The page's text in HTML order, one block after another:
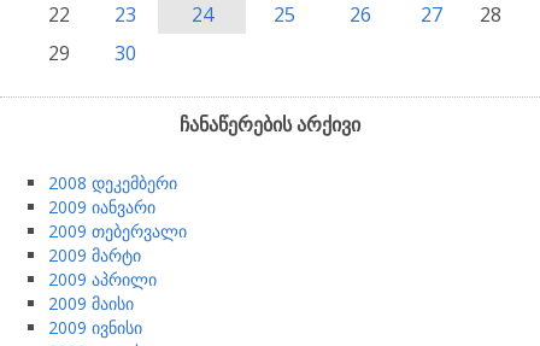
22
23 24 25 26 27
28
29
30
ჩანაწერების არქივი
2008 დეკემბერი
2009 იანვარი
2009 თებერვალი
2009 მარტი
2009 აპრილი
2009 მაისი
2009 ივნისი